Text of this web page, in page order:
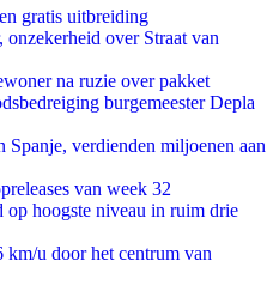
gratis uitbreiding
over Straat van
na ruzie over pakket
burgemeester Depla
Spanje, verdienden miljoenen aan
van week 32
hoogste niveau in ruim drie
km/u door het centrum van